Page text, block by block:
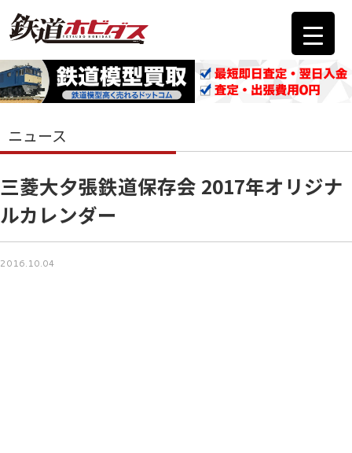
ニュース
三菱大夕張鉄道保存会 2017年オリジナ
ルカレンダー
2016.10.04